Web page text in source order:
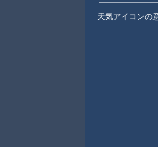
天気アイコンの